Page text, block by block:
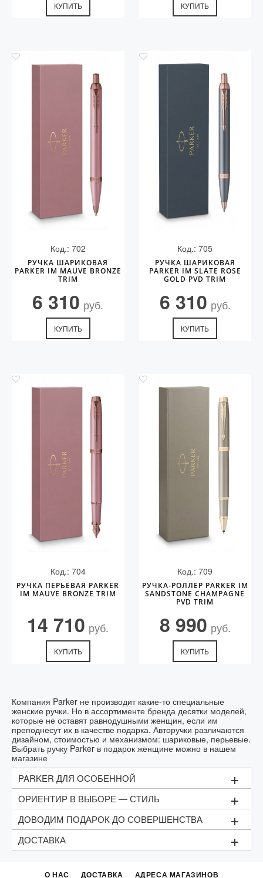
КУПИТЬ КУПИТЬ
Код.: 702
РУЧКА ШАРИКОВАЯ
PARKER IM MAUVE BRONZE
TRIM
6 310 руб.
КУПИТЬ
Код.: 705
РУЧКА ШАРИКОВАЯ
PARKER IM SLATE ROSE
GOLD PVD TRIM
6 310 руб.
КУПИТЬ
Код.: 704
РУЧКА ПЕРЬЕВАЯ PARKER
IM MAUVE BRONZE TRIM
14 710 руб.
КУПИТЬ
Код.: 709
РУЧКА-РОЛЛЕР PARKER IM
SANDSTONE CHAMPAGNE
PVD TRIM
8 990 руб.
КУПИТЬ
Компания Parker не производит какие-то специальные
женские ручки. Но в ассортименте бренда десятки моделей,
которые не оставят равнодушными женщин, если им
преподнесут их в качестве подарка. Авторучки различаются
дизайном, стоимостью и механизмом: шариковые, перьевые.
Выбрать ручку Parker в подарок женщине можно в нашем
магазине
PARKER ДЛЯ ОСОБЕННОЙ +
Большинство текстов сегодня пишутся на клавиатуре
компьютера, планшета. Но многие по-прежнему
предпочитают записывать идеи в простой и надежный
бумажный блокнот. Ручка Паркер, к любви к которой
признавались писатели, ученые и бизнесмены станет
прекрасным подарком такой особенной женщине. Ее
ОРИЕНТИР В ВЫБОРЕ — СТИЛЬ +
Выбирая подарочные ручки для женщин, стоит
ориентироваться на дизайн. Цветовой спектр широк:
лазурь, золото, перламутр. В некоторых моделях они
комбинируются с блеском ювелирных элементов:
ДОВОДИМ ПОДАРОК ДО СОВЕРШЕНСТВА +
Определившись, какую подарочную ручку нужно купить
женщине, нужно продумать аксессуары. Наиболее
-Подарочный футляр. Пожирается в том же стиле, что
ДОСТАВКА +
время курьерской доставки можно узнать после
О НАС ДОСТАВКА АДРЕСА МАГАЗИНОВ